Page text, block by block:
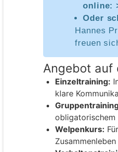
online:
Oder
Hannes
freuen
Angebot auf
Einzeltraining:
klare
obligatorischem
Welpenkurs: